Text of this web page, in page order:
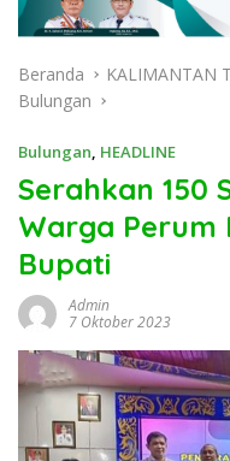
Beranda KALIMANTAN
Bulungan
Bulungan, HEADLINE
Serahkan 150
Warga Perum
Bupati
Admin
7 Oktober 2023